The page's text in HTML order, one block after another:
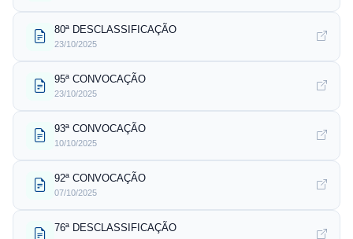
80ª DESCLASSIFICAÇÃO
23/10/2025
95ª CONVOCAÇÃO
23/10/2025
93ª CONVOCAÇÃO
10/10/2025
92ª CONVOCAÇÃO
07/10/2025
76ª DESCLASSIFICAÇÃO